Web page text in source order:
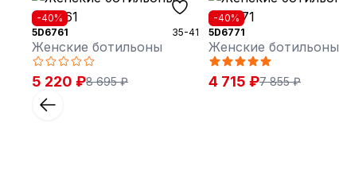
-40%
5D6761
35-41
Женские ботильоны
5 220 ₽8 695 ₽
-40%
5D6771
Женские ботильоны
4 715 ₽7 855 ₽